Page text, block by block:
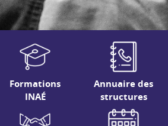
Formations
INAÉ
Annuaire des
structures